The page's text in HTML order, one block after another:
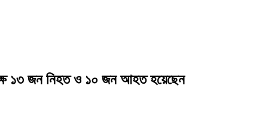
১৩ জন নিহত ও ১০ জন আহত হয়েছেন